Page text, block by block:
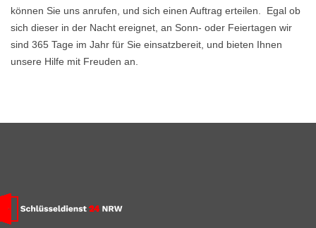
können Sie uns anrufen, und sich einen Auftrag erteilen. Egal ob
sich dieser in der Nacht ereignet, an Sonn- oder Feiertagen wir
sind 365 Tage im Jahr für Sie einsatzbereit, und bieten Ihnen
unsere Hilfe mit Freuden an.